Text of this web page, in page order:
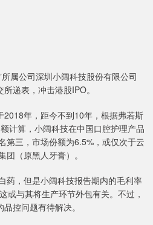
属公司深圳小阔科技股份有限公司
所递表，冲击港股IPO。
2018年，距今不到10年，根据弗若斯
计算，小阔科技在中国口腔护理产品
第三，市场份额为6.5%，或仅次于云
（原黑人牙膏）。
药，但是小阔科技报告期内的毛利率
或与其将生产环节外包有关。不过，
控问题有待解决。